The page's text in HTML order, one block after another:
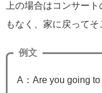
上の場合はコンサー
もなく、家に戻ってそ
例文
A：Are you going